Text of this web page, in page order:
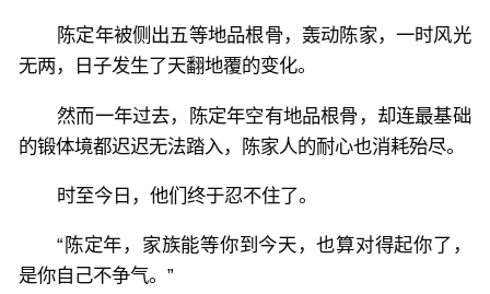
陈定年被侧出五等地品根骨，轰动陈家，一时风光
无两，日子发生了天翻地覆的变化。
然而一年过去，陈定年空有地品根骨，却连最基础
的锻体境都迟迟无法踏入，陈家人的耐心也消耗殆尽。
时至今日，他们终于忍不住了。
“陈定年，家族能等你到今天，也算对得起你了，
是你自己不争气。”